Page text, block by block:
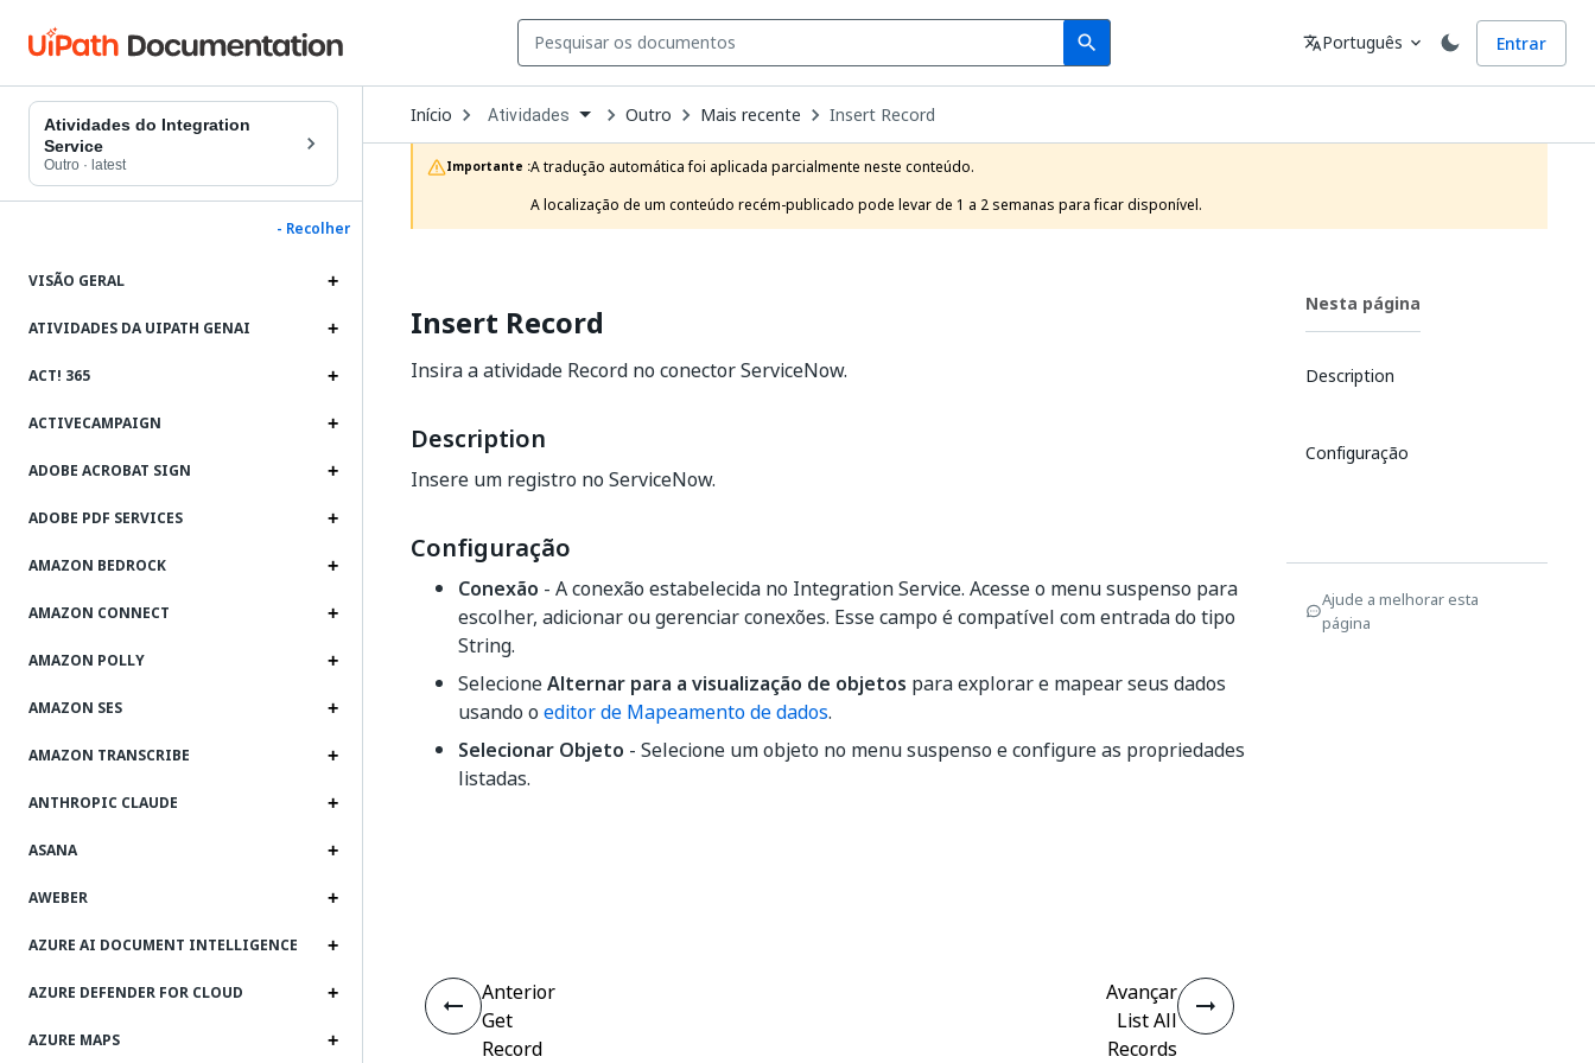
search
Search Idioma
translatePortuguês expand_more Entrar
Atividades do Integration
Service
Outro · latest
- Recolher
VISÃO GERAL
ATIVIDADES DA UIPATH GENAI
ACT! 365
ACTIVECAMPAIGN
ADOBE ACROBAT SIGN
ADOBE PDF SERVICES
AMAZON BEDROCK
AMAZON CONNECT
AMAZON POLLY
AMAZON SES
AMAZON TRANSCRIBE
ANTHROPIC CLAUDE
ASANA
AWEBER
AZURE AI DOCUMENT INTELLIGENCE
AZURE DEFENDER FOR CLOUD
AZURE MAPS
Início Open
Dropdown
to
choose
product
Atividades Outro Mais recente Insert Record
Importante :A tradução automática foi aplicada parcialmente neste conteúdo.
A localização de um conteúdo recém-publicado pode levar de 1 a 2 semanas para ficar disponível.
Insert Record
Insira a atividade Record no conector ServiceNow.
Description
Insere um registro no ServiceNow.
Configuração
Conexão - A conexão estabelecida no Integration Service. Acesse o menu suspenso para
escolher, adicionar ou gerenciar conexões. Esse campo é compatível com entrada do tipo
String.
SelecioneAlternar para a visualização de objetos para explorar e mapear seus dados
usando o editor de Mapeamento de dados.
Selecionar Objeto - Selecione um objeto no menu suspenso e configure as propriedades
listadas.
Nesta página
Description
Configuração
Ajude a melhorar esta
página
Anterior
Get
Record
Avançar
List All
Records